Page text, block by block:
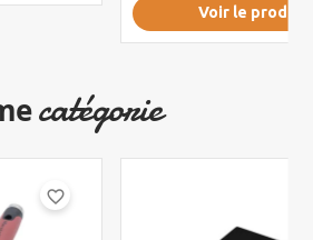
Voir le produit
catégorie
favorite_border